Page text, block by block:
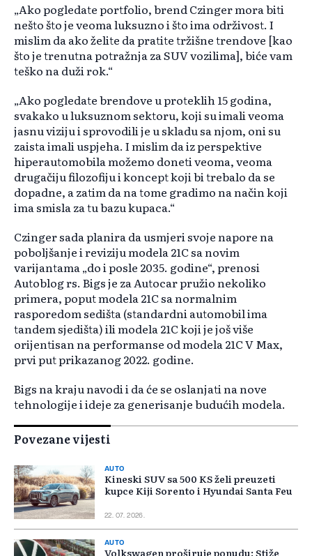
„Ako pogledate portfolio, brend Czinger mora biti
nešto što je veoma luksuzno i što ima održivost. I
mislim da ako želite da pratite tržišne trendove [kao
što je trenutna potražnja za SUV vozilima], biće vam
teško na duži rok.“
„Ako pogledate brendove u proteklih 15 godina,
svakako u luksuznom sektoru, koji su imali veoma
jasnu viziju i sprovodili je u skladu sa njom, oni su
zaista imali uspjeha. I mislim da iz perspektive
hiperautomobila možemo doneti veoma, veoma
drugačiju filozofiju i koncept koji bi trebalo da se
dopadne, a zatim da na tome gradimo na način koji
ima smisla za tu bazu kupaca.“
Czinger sada planira da usmjeri svoje napore na
poboljšanje i reviziju modela 21C sa novim
varijantama „do i posle 2035. godine“, prenosi
Autoblog rs. Bigs je za Autocar pružio nekoliko
primera, poput modela 21C sa normalnim
rasporedom sedišta (standardni automobil ima
tandem sjedišta) ili modela 21C koji je još više
orijentisan na performanse od modela 21C V Max,
prvi put prikazanog 2022. godine.
Bigs na kraju navodi i da će se oslanjati na nove
tehnologije i ideje za generisanje budućih modela.
Povezane vijesti
AUTO
Kineski SUV sa 500 KS želi preuzeti
kupce Kiji Sorento i Hyundai Santa Feu
22. 07. 2026.
AUTO
Volkswagen proširuje ponudu: Stiže